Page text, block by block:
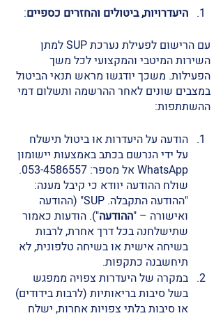
היעדרויות, ביטולים והחזרים כספיים:
עם הרישום לפעילת נערכת SUP למתן
השירות המיטבי והמקצועי לכל משך
הפעילות. משכך יודגשו מראש תנאי הביטול
במצבים שונים לאחר ההרשמה ותשלום דמי
ההשתתפות:
הודעה על היעדרות או ביטול תישלח
על ידי הנרשם בכתב באמצעות יישומון
WhatsApp אל מספר: 053-4586557.
שולח ההודעה יוודא כי קיבל מענה:
"ההודעה התקבלה. SUP" (ההודעה
ואישורה – "ההודעה"). הודעות כאמור
שתישלחנה בכל דרך אחרת, לרבות
בשיחה אישית או בשיחה טלפונית, לא
תיחשבנה כתקפות.
במקרה של היעדרות צפויה ממפגש
בשל סיבות בריאותיות (לרבות בידודים)
או סיבות בלתי צפויות אחרות, ישלח